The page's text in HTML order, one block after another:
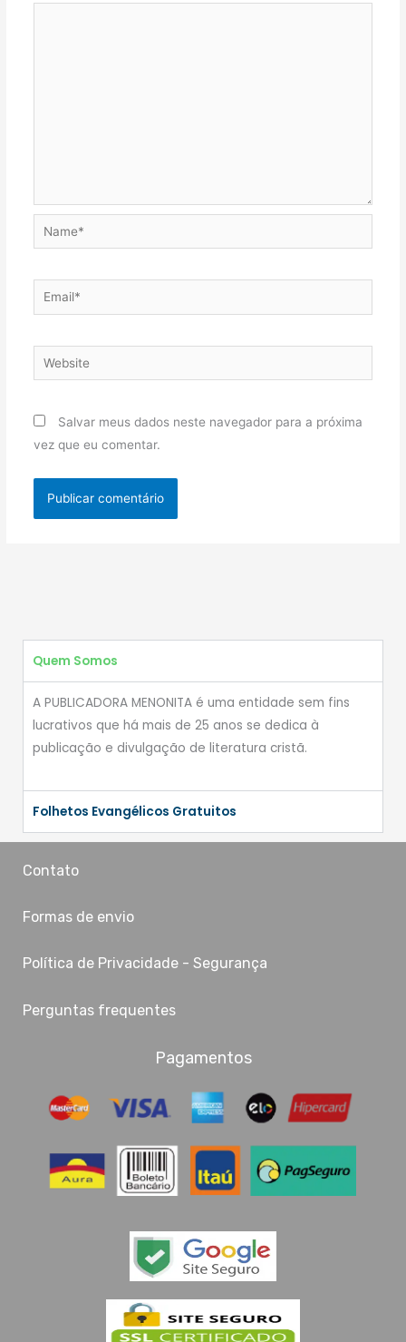
Name*
Email*
Website
Salvar meus dados neste navegador para a próxima
vez que eu comentar.
Quem Somos
A PUBLICADORA MENONITA é uma entidade sem fins
lucrativos que há mais de 25 anos se dedica à
publicação e divulgação de literatura cristã.
Folhetos Evangélicos Gratuitos
Contato
Formas de envio
Política de Privacidade - Segurança
Perguntas frequentes
Pagamentos